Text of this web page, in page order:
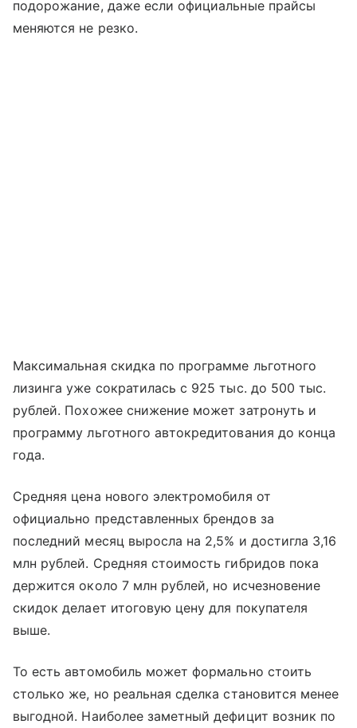
подорожание, даже если официальные прайсы
меняются не резко.
Максимальная скидка по программе льготного
лизинга уже сократилась с 925 тыс. до 500 тыс.
рублей. Похожее снижение может затронуть и
программу льготного автокредитования до конца
года.
Средняя цена нового электромобиля от
официально представленных брендов за
последний месяц выросла на 2,5% и достигла 3,16
млн рублей. Средняя стоимость гибридов пока
держится около 7 млн рублей, но исчезновение
скидок делает итоговую цену для покупателя
выше.
То есть автомобиль может формально стоить
столько же, но реальная сделка становится менее
выгодной. Наиболее заметный дефицит возник по